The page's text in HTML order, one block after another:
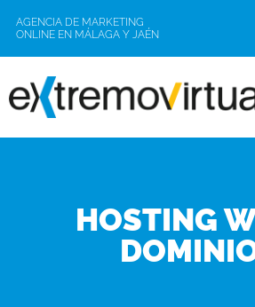
AGENCIA DE MARKETING
ONLINE EN MÁLAGA Y JAÉN
HOSTING